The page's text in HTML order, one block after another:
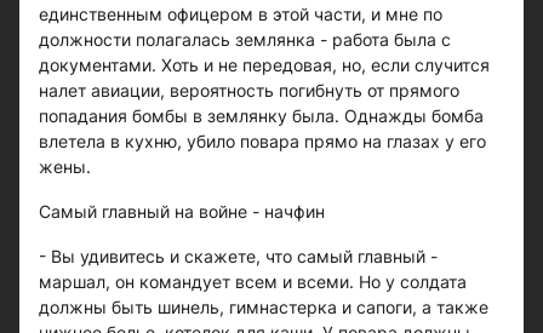
единственным офицером в этой части, и мне по
должности полагалась землянка - работа была с
документами. Хоть и не передовая, но, если случится
налет авиации, вероятность погибнуть от прямого
попадания бомбы в землянку была. Однажды бомба
влетела в кухню, убило повара прямо на глазах у его
жены.
Самый главный на войне - начфин
- Вы удивитесь и скажете, что самый главный -
маршал, он командует всем и всеми. Но у солдата
должны быть шинель, гимнастерка и сапоги, а также